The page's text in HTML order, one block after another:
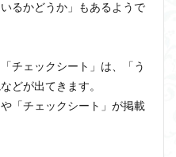
るかどうか」もあるようで
チェックシート」は、「う
どが出てきます。
「チェックシート」が掲載